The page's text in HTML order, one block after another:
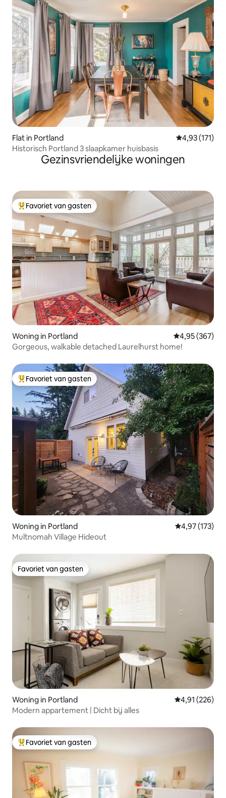
Flat in Portland Gemiddelde
4,93 (171)
Historisch Portland 3 slaapkamer huisbasis
Gezinsvriendelijke woningen
Topfavoriet van gasten
Favoriet van gasten
Woning in Portland Gemiddelde
4,95 (367)
Gorgeous, walkable detached Laurelhurst home!
Topfavoriet van gasten
Favoriet van gasten
Woning in Portland Gemiddelde
4,97 (173)
Multnomah Village Hideout
Favoriet van gasten
Favoriet van gasten
Woning in Portland Gemiddelde
4,91 (226)
Modern appartement | Dicht bij alles
Topfavoriet van gasten
Favoriet van gasten